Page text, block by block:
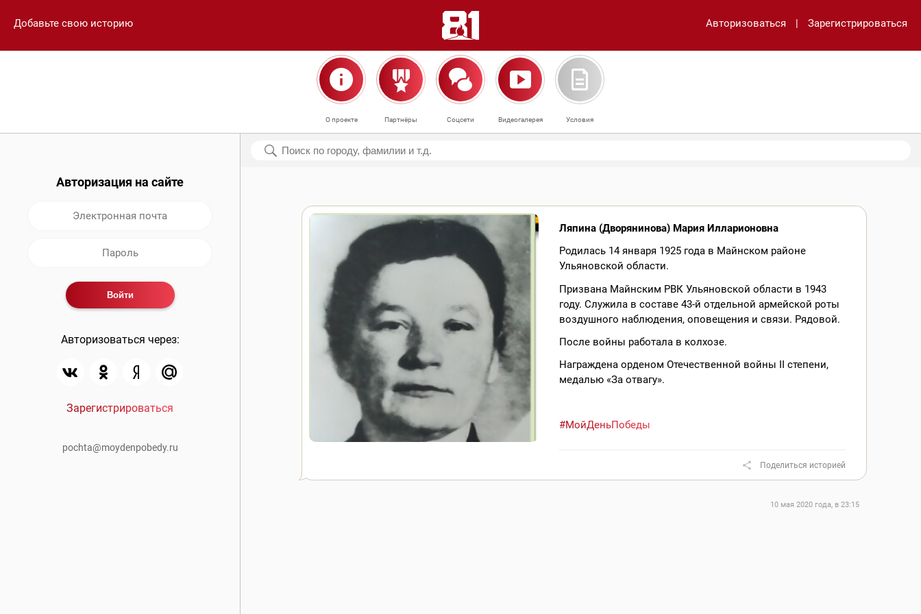
Добавьте свою историю Авторизоваться | Зарегистрироваться
О проекте Партнёры Соцсети Видеогалерея Условия
Авторизация на сайте
Авторизоваться через:
Зарегистрироваться
pochta@moydenpobedy.ru
Ляпина (Дворянинова) Мария Илларионовна
Родилась 14 января 1925 года в Майнском районе
Ульяновской области.
Призвана Майнским РВК Ульяновской области в 1943
году. Служила в составе 43-й отдельной армейской роты
воздушного наблюдения, оповещения и связи. Рядовой.
После войны работала в колхозе.
Награждена орденом Отечественной войны II степени,
медалью «За отвагу».
#МойДеньПобеды
Поделиться историей
10 мая 2020 года, в 23:15